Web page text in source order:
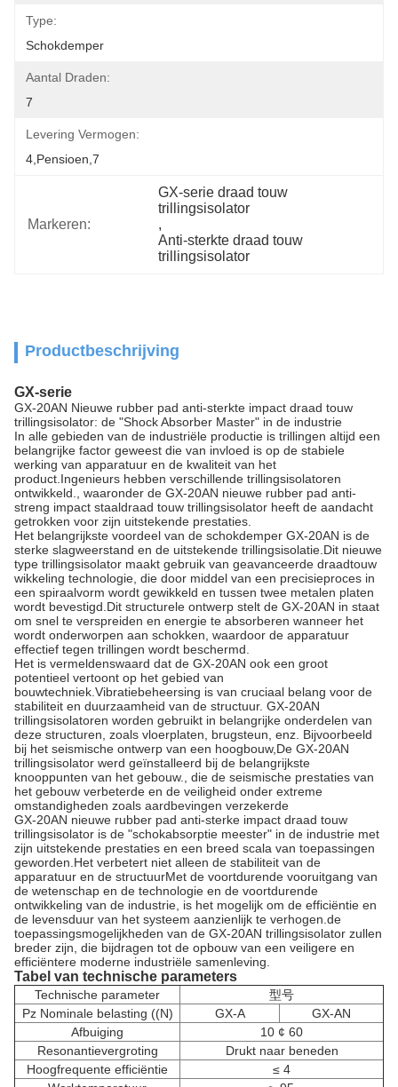
Type:
Schokdemper
Aantal Draden:
7
Levering Vermogen:
4,pensioen,7
Markeren:
GX-serie draad touw
trillingsisolator
,
Anti-sterkte draad touw
trillingsisolator
Productbeschrijving
GX-serie
GX-20AN Nieuwe rubber pad anti-sterkte impact draad touw
trillingsisolator: de "Shock Absorber Master" in de industrie
In alle gebieden van de industriële productie is trillingen altijd een
belangrijke factor geweest die van invloed is op de stabiele
werking van apparatuur en de kwaliteit van het
product.Ingenieurs hebben verschillende trillingsisolatoren
ontwikkeld., waaronder de GX-20AN nieuwe rubber pad anti-
streng impact staaldraad touw trillingsisolator heeft de aandacht
getrokken voor zijn uitstekende prestaties.
Het belangrijkste voordeel van de schokdemper GX-20AN is de
sterke slagweerstand en de uitstekende trillingsisolatie.Dit nieuwe
type trillingsisolator maakt gebruik van geavanceerde draadtouw
wikkeling technologie, die door middel van een precisieproces in
een spiraalvorm wordt gewikkeld en tussen twee metalen platen
wordt bevestigd.Dit structurele ontwerp stelt de GX-20AN in staat
om snel te verspreiden en energie te absorberen wanneer het
wordt onderworpen aan schokken, waardoor de apparatuur
effectief tegen trillingen wordt beschermd.
Het is vermeldenswaard dat de GX-20AN ook een groot
potentieel vertoont op het gebied van
bouwtechniek.Vibratiebeheersing is van cruciaal belang voor de
stabiliteit en duurzaamheid van de structuur. GX-20AN
trillingsisolatoren worden gebruikt in belangrijke onderdelen van
deze structuren, zoals vloerplaten, brugsteun, enz. Bijvoorbeeld
bij het seismische ontwerp van een hoogbouw,De GX-20AN
trillingsisolator werd geïnstalleerd bij de belangrijkste
knooppunten van het gebouw., die de seismische prestaties van
het gebouw verbeterde en de veiligheid onder extreme
omstandigheden zoals aardbevingen verzekerde
GX-20AN nieuwe rubber pad anti-sterke impact draad touw
trillingsisolator is de "schokabsorptie meester" in de industrie met
zijn uitstekende prestaties en een breed scala van toepassingen
geworden.Het verbetert niet alleen de stabiliteit van de
apparatuur en de structuurMet de voortdurende vooruitgang van
de wetenschap en de technologie en de voortdurende
ontwikkeling van de industrie, is het mogelijk om de efficiëntie en
de levensduur van het systeem aanzienlijk te verhogen.de
toepassingsmogelijkheden van de GX-20AN trillingsisolator zullen
breder zijn, die bijdragen tot de opbouw van een veiligere en
efficiëntere moderne industriële samenleving.
Tabel van technische parameters
Technische parameter
型号
Pz Nominale belasting ((N)
GX-A
GX-AN
Afbuiging
10 ¢ 60
Resonantievergroting
Drukt naar beneden
Hoogfrequente efficiëntie
≤ 4